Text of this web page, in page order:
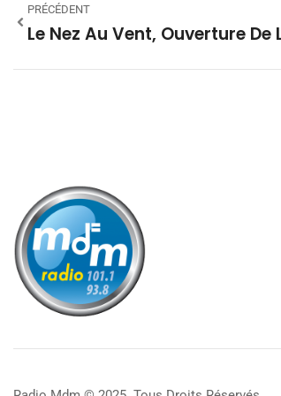
PRÉCÉDENT